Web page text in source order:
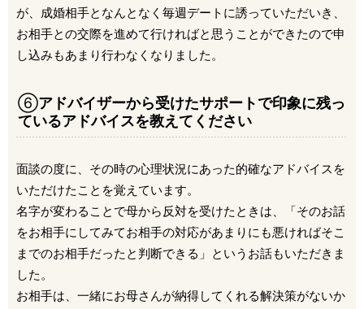
が、成婚相手となんとなく毎週デートに誘っていただいき、
お相手との交際を進めて行ければと思うことができたので申
し込みもあまり行わなくなりました。
⑥アドバイザーから受けたサポートで印象に残っ
ているアドバイスを教えてください
面談の度に、その時の心理状況にあった的確なアドバイスを
いただけたことを覚えています。
名字が変わることで母から反対を受けたときは、「そのお話
をお相手にしてみてお相手の対応があまりにも悪ければそこ
までのお相手だったと判断できる」というお話もいただきま
した。
お相手は、一緒にお母さんが納得してくれる解決策がないか